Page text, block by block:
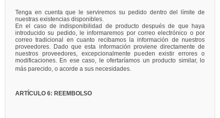
Tenga en cuenta que le serviremos su pedido dentro del límite de
nuestras existencias disponibles.
En el caso de indisponibilidad de producto después de que haya
introducido su pedido, le informaremos por correo electrónico o por
correo tradicional en cuanto recibamos la información de nuestros
proveedores. Dado que esta información proviene directamente de
nuestros proveedores, excepcionalmente pueden existir errores o
modificaciones. En ese caso, le ofertaríamos un producto similar, lo
más parecido, o acorde a sus necesidades.
ARTÍCULO 6: REEMBOLSO